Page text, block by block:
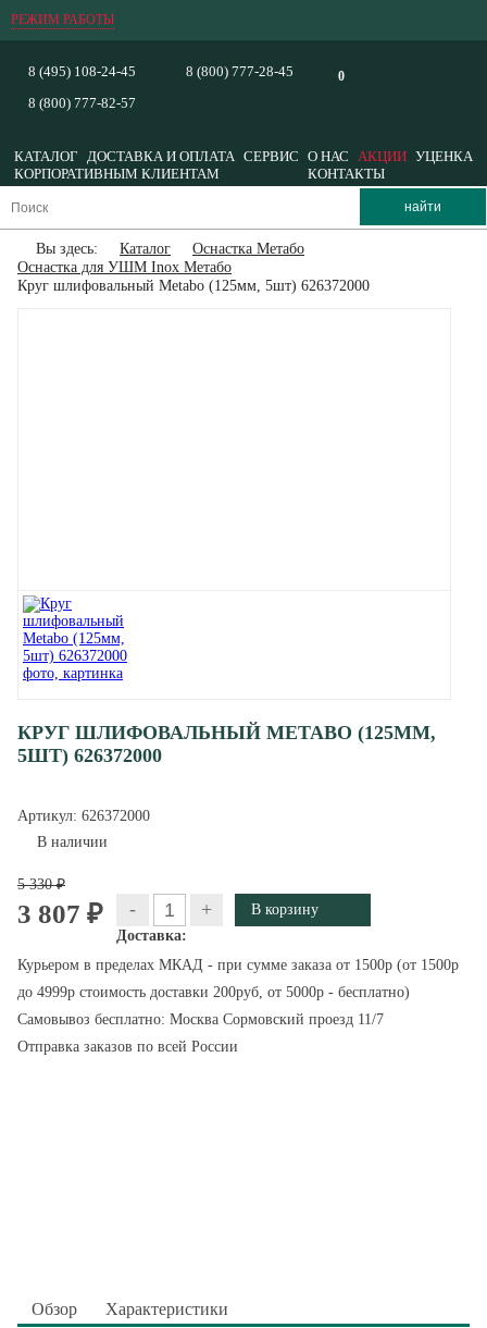
РЕЖИМ РАБОТЫ
0
8 (495) 108-24-45
8 (800) 777-82-57
8 (800) 777-28-45
КАТАЛОГ ДОСТАВКА И ОПЛАТА СЕРВИС О НАС АКЦИИ УЦЕНКА
КОРПОРАТИВНЫМ КЛИЕНТАМ
КОНТАКТЫ
Вы здесь: Каталог
Оснастка Метабо
Оснастка для УШМ Inox Метабо
Круг шлифовальный Metabo (125мм, 5шт) 626372000
КРУГ ШЛИФОВАЛЬНЫЙ METABO (125ММ,
5ШТ) 626372000
Артикул: 626372000
В наличии
5 330 ₽
3 807 ₽ - +
Доставка:
Курьером в пределах МКАД - при сумме заказа от 1500р (от 1500р
до 4999р стоимость доставки 200руб, от 5000р - бесплатно)
Самовывоз бесплатно: Москва Сормовский проезд 11/7
Отправка заказов по всей России
Обзор Характеристики